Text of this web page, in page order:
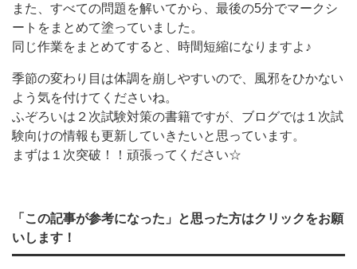
また、すべての問題を解いてから、最後の5分でマークシ
ートをまとめて塗っていました。
同じ作業をまとめてすると、時間短縮になりますよ♪
季節の変わり目は体調を崩しやすいので、風邪をひかない
よう気を付けてくださいね。
ふぞろいは２次試験対策の書籍ですが、ブログでは１次試
験向けの情報も更新していきたいと思っています。
まずは１次突破！！頑張ってください☆
「この記事が参考になった」と思った方はクリックをお願
いします！